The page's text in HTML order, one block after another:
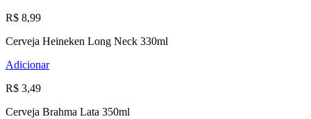
R$ 8,99
Cerveja Heineken Long Neck 330ml
Adicionar
R$ 3,49
Cerveja Brahma Lata 350ml